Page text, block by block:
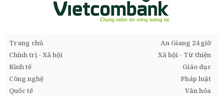
Trang chủ
An Giang 24 giờ
Chính trị - Xã hội
Xã hội - Từ thiện
Kinh tế
Giáo dục
Công nghệ
Pháp luật
Quốc tế
Văn hóa